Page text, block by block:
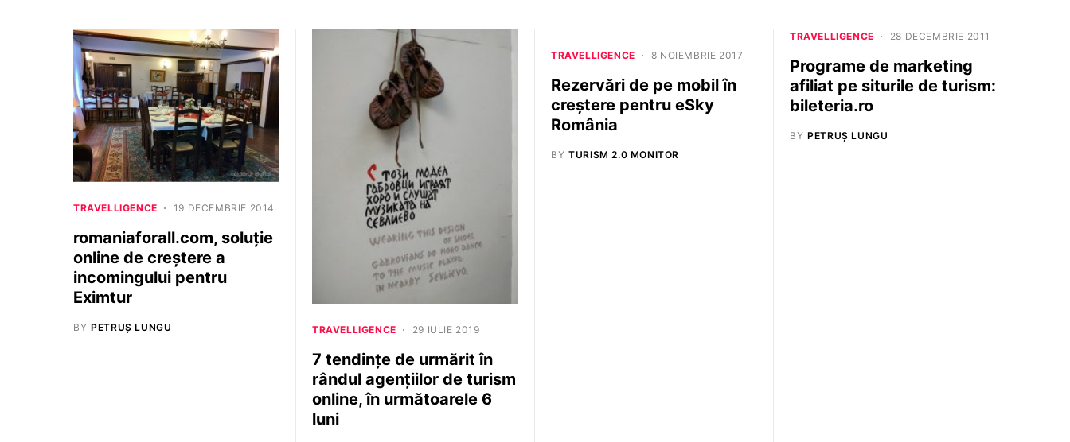
TRAVELLIGENCE 19 DECEMBRIE 2014
romaniaforall.com, soluție
online de creștere a
incomingului pentru
Eximtur
BY PETRUȘ LUNGU TRAVELLIGENCE 29 IULIE 2019
7 tendințe de urmărit în
rândul agențiilor de turism
online, în următoarele 6
luni
TRAVELLIGENCE 8 NOIEMBRIE 2017
Rezervări de pe mobil în
creștere pentru eSky
România
BY TURISM 2.0 MONITOR
TRAVELLIGENCE 28 DECEMBRIE 2011
Programe de marketing
afiliat pe siturile de turism:
bileteria.ro
BY PETRUȘ LUNGU